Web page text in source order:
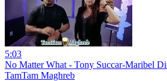
5:03
No Matter What - Tony Succar-Maribel
TamTam Maghreb